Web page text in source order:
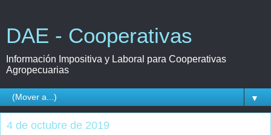
DAE - Cooperativas
Información Impositiva y Laboral para Cooperativas
Agropecuarias
▼
4 de octubre de 2019